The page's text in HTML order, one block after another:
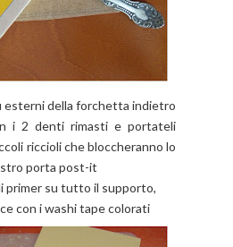
esterni della forchetta indietro
i 2 denti rimasti e portateli
riccioli che bloccheranno lo
porta post-it
primer su tutto il supporto,
con i washi tape colorati